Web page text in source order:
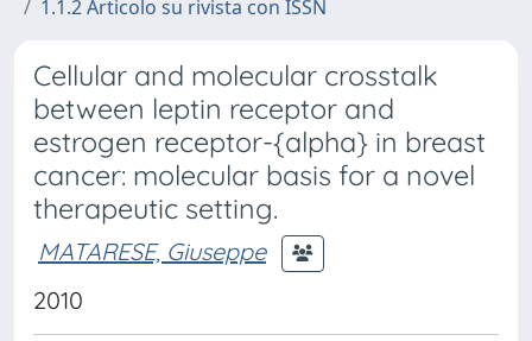
1.1.2 Articolo su rivista con ISSN
Cellular and molecular crosstalk
between leptin receptor and
estrogen receptor-{alpha} in breast
cancer: molecular basis for a novel
therapeutic setting.
MATARESE, Giuseppe
2010